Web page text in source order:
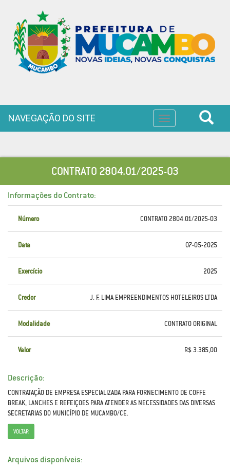
Toggle
navigation
NAVEGAÇÃO DO SITE
CONTRATO 2804.01/2025-03
Informações do Contrato:
Número CONTRATO 2804.01/2025-03
Data 07-05-2025
Exercício 2025
Credor J. F. LIMA EMPREENDIMENTOS HOTELEIROS LTDA
Modalidade CONTRATO ORIGINAL
Valor R$ 3.385,00
Descrição:
CONTRATAÇÃO DE EMPRESA ESPECIALIZADA PARA FORNECIMENTO DE COFFE
BREAK, LANCHES E REFEIÇOES PARA ATENDER AS NECESSIDADES DAS DIVERSAS
SECRETARIAS DO MUNICÍPIO DE MUCAMBO/CE.
VOLTAR
Arquivos disponíveis: